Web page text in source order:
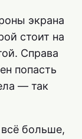
экрана
стоит на
Справа
попасть
— так
больше,